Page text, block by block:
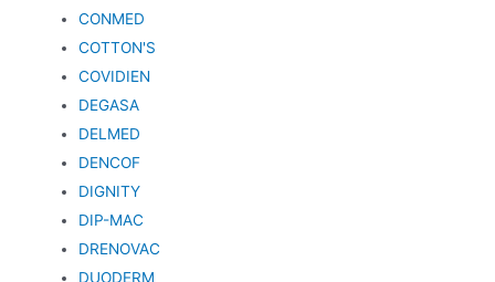
CONMED
COTTON'S
COVIDIEN
DEGASA
DELMED
DENCOF
DIGNITY
DIP-MAC
DRENOVAC
DUODERM